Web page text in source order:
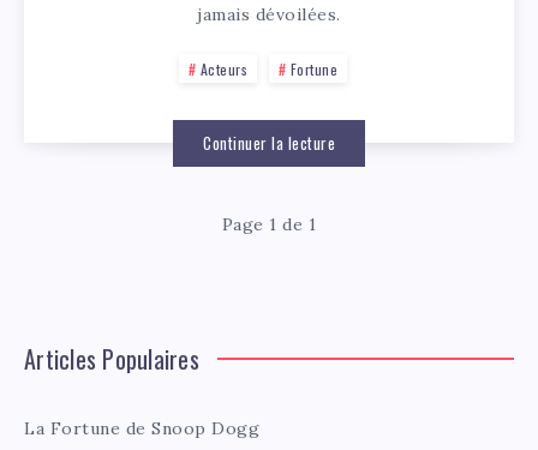
jamais dévoilées.
Acteurs Fortune
Continuer la lecture
Page 1 de 1
Articles Populaires
La Fortune de Snoop Dogg